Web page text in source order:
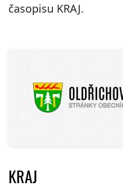
časopisu KRAJ.
KRAJ